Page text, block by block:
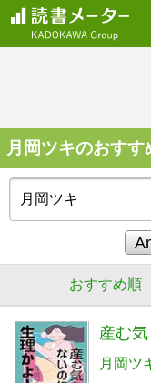
月岡ツキのおす
おすすめ順
産む
月岡ツ